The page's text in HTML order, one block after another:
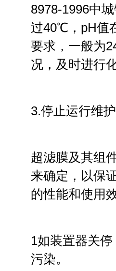
8978-1996中
过40℃，pH值
要求，一般为
况，及时进行
3.停止运行维护
超滤膜及其组
来确定，以保
的性能和使用
1如装置器关
污染。